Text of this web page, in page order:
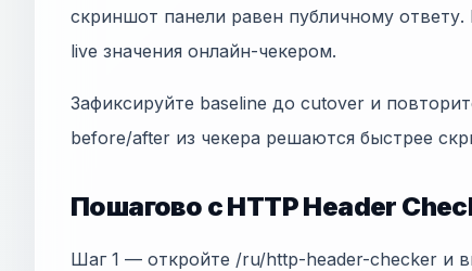
скриншот панели равен публичному
live значения онлайн-чекером.
Зафиксируйте baseline до cutover и
before/after из чекера решаются быстрее
Пошагово с HTTP Header
Шаг 1 — откройте /ru/http-header-checker и